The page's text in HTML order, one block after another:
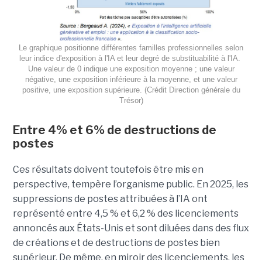
Le graphique positionne différentes familles professionnelles selon
leur indice d'exposition à l'IA et leur degré de substituabilité à l'IA.
Une valeur de 0 indique une exposition moyenne ; une valeur
négative, une exposition inférieure à la moyenne, et une valeur
positive, une exposition supérieure. (Crédit Direction générale du
Trésor)
Entre 4% et 6% de destructions de
postes
Ces résultats doivent toutefois être mis en
perspective, tempère l’organisme public. En 2025, les
suppressions de postes attribuées à l’IA ont
représenté entre 4,5 % et 6,2 % des licenciements
annoncés aux États-Unis et sont diluées dans des flux
de créations et de destructions de postes bien
supérieur. De même, en miroir des licenciements, les